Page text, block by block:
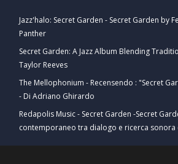
Jazz'halo: Secret Garden - Secret Garden by
Panther
Secret Garden: A Jazz Album Blending
Taylor Reeves
The Mellophonium - Recensendo : "Secret
- Di Adriano Ghirardo
Redapolis Music - Secret Garden -Secret
contemporaneo tra dialogo e ricerca sonora